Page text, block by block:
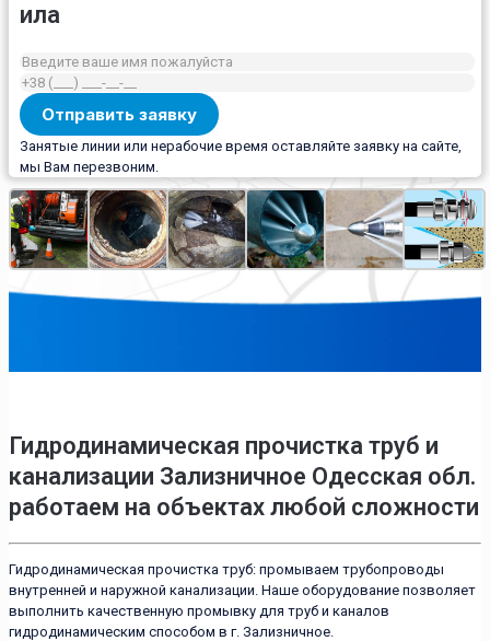
ила
Занятые линии или нерабочие время оставляйте заявку на сайте,
мы Вам перезвоним.
Гидродинамическая прочистка труб и
канализации Зализничное Одесская обл.
работаем на объектах любой сложности
Гидродинамическая прочистка труб: промываем трубопроводы
внутренней и наружной канализации. Наше оборудование позволяет
выполнить качественную промывку для труб и каналов
гидродинамическим способом в г. Зализничное.